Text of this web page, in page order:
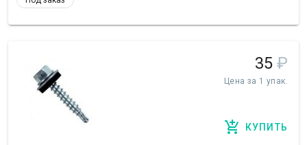
35 ₽
Цена за 1 упак.
КУПИТЬ